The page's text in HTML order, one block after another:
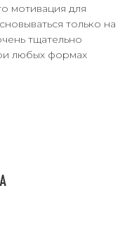
мотивация для
только на
тщательно
любых формах